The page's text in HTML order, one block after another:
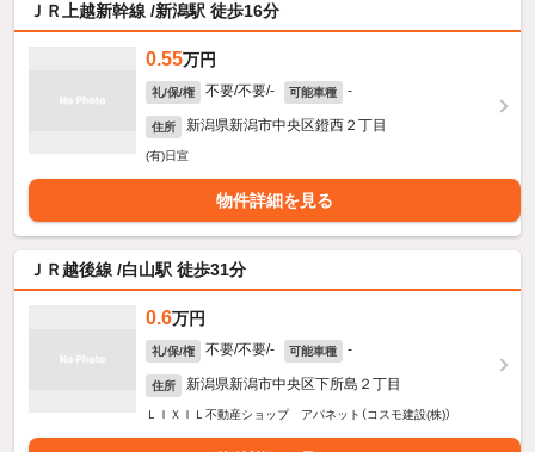
ＪＲ上越新幹線 /新潟駅 徒歩16分
0.55万円
礼/保/権 不要/不要/- 可能車種 -
住所 新潟県新潟市中央区鐙西２丁目
(有)日宣
物件詳細を見る
ＪＲ越後線 /白山駅 徒歩31分
0.6万円
礼/保/権 不要/不要/- 可能車種 -
住所 新潟県新潟市中央区下所島２丁目
ＬＩＸＩＬ不動産ショップ アパネット（コスモ建設(株)）